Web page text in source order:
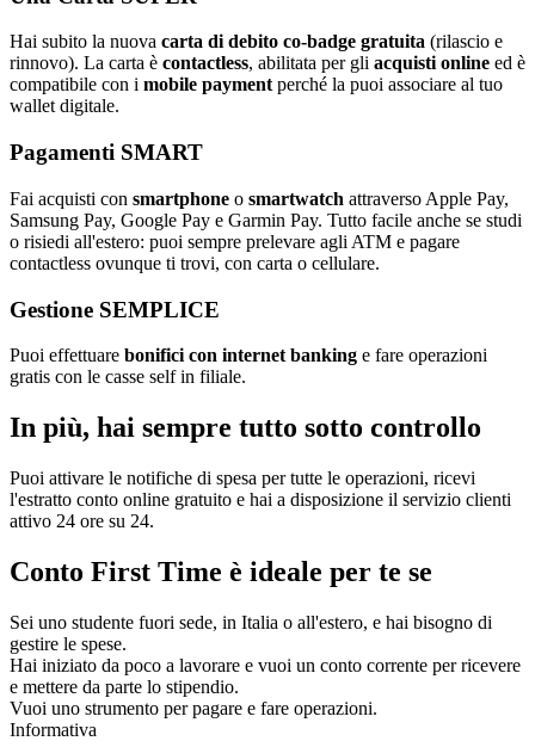
Hai subito la nuova carta di debito co-badge gratuita (rilascio e
rinnovo). La carta è contactless, abilitata per gli acquisti online ed è
compatibile con i mobile paymentperché la puoi associare al tuo
wallet digitale.
Pagamenti SMART
Fai acquisti con smartphone o smartwatch attraverso Apple Pay,
Samsung Pay, Google Pay e Garmin Pay. Tutto facile anche se studi
o risiedi all'estero: puoi sempre prelevare agli ATM e pagare
contactless ovunque ti trovi, con carta o cellulare.
Gestione SEMPLICE
Puoi effettuare bonifici con internet banking e fare operazioni
gratis con le casse self in filiale.
In più, hai sempre tutto sotto controllo
Puoi attivare le notifiche di spesa per tutte le operazioni, ricevi
l'estratto conto online gratuito e hai a disposizione il servizio clienti
attivo 24 ore su 24.
Conto First Time è ideale per te se
Sei uno studente fuori sede, in Italia o all'estero, e hai bisogno di
gestire le spese.
Hai iniziato da poco a lavorare e vuoi un conto corrente per ricevere
e mettere da parte lo stipendio.
Vuoi uno strumento per pagare e fare operazioni.
Informativa